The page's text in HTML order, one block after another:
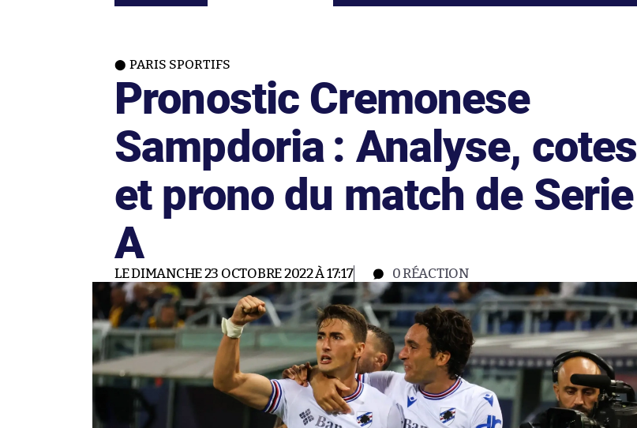
PARIS SPORTIFS
Pronostic Cremonese
Sampdoria : Analyse, cotes
et prono du match de Serie
A
LE DIMANCHE 23 OCTOBRE 2022 À 17:17 0RÉACTION